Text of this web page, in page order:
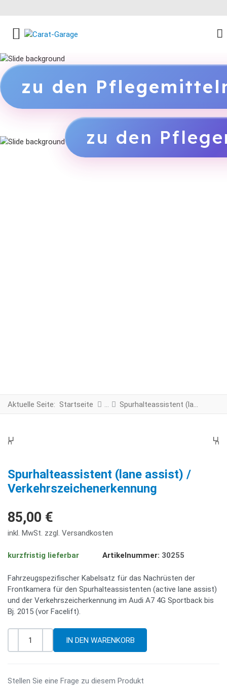
zu den
zu den
Aktuelle Seite: Startseite Spurhalteassistent (lane assist) / Verkehrszeichenerkennung
Spurhalteassistent (lane assist) /
Verkehrszeichenerkennung
85,00 €
inkl. MwSt. zzgl. Versandkosten
kurzfristig lieferbar Artikelnummer: 30255
Fahrzeugspezifischer Kabelsatz für das Nachrüsten der
Frontkamera für den Spurhalteassistenten (active lane assist)
und der Verkehrszeicherkennung im Audi A7 4G Sportback bis
Bj. 2015 (vor Facelift).
Stellen Sie eine Frage zu diesem Produkt